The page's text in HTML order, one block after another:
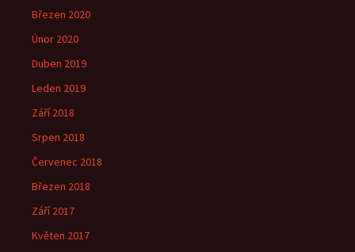
Březen 2020
Únor 2020
Duben 2019
Leden 2019
Září 2018
Srpen 2018
Červenec 2018
Březen 2018
Září 2017
Květen 2017